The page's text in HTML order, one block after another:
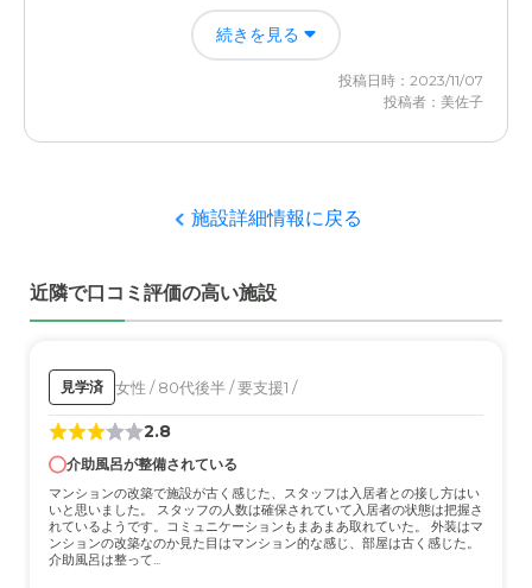
なく、対応は一人だけだった 。
駐車場もとても広く 周りの環境が住宅地からは 隔離され
説明だけうけて施設内の 見学もしなかったので そこまで
近隣環境や交通アクセスについて
料金費用について
安くはなかったと思う 私がメインで検討するたちはでは
ないからよくは覚えていないけど、高かった印象
続きを見る
投稿日時：2023/11/07
投稿者：美佐子
施設詳細情報に戻る
近隣で口コミ評価の高い施設
見学済 女性 / 80代後半 / 要支援1 /
2.8
介助風呂が整備されている
マンションの改築で施設が古く感じた、スタッフは入居者との接し方はい
いと思いました。 スタッフの人数は確保されていて入居者の状態は把握さ
れているようです。コミュニケーションもまあまあ取れていた。 外装はマ
ンションの改築なのか見た目はマンション的な感じ、部屋は古く感じた。
介助風呂は整って...